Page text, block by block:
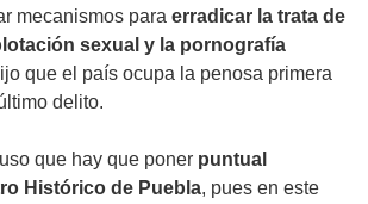
mecanismos para erradicar la trata de
sexual y la pornografía
que el país ocupa la penosa primera
delito.
que hay que poner puntual
Histórico de Puebla, pues en este